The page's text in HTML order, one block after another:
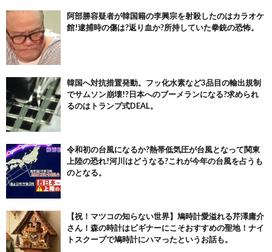
阿部勝容疑者が韓国籍の李興宗を射殺したのはカラオケ
館!逮捕時の傷は?返り血か?所持していた拳銃の恐怖。
韓国へ対抗措置発動。フッ化水素など3品目の輸出規制
でサムソン崩壊!?日本へのブーメランになる?求められ
るのはトランプ式DEAL。
令和初の台風になるか?熱帯低気圧が台風となって関東
上陸の恐れ!河川はどうなる?これが今年の台風を占うも
のとなる。
【祝！マツコの知らない世界】鳩時計愛溢れる芹澤庸介
さん！森の時計はビギナーにこそおすすめの聖地！ナイ
トスクープで鳩時計にハマったというお話も。